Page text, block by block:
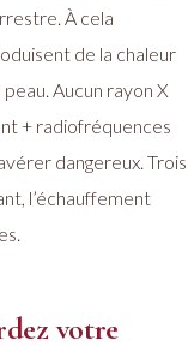
À cela
de la chaleur
Aucun rayon X
+ radiofréquences
dangereux. Trois
l’échauffement
votre